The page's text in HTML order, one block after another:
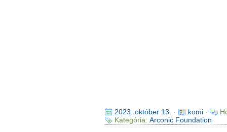
2023. október 13. · komi·
Kategória: Arconic Foundation